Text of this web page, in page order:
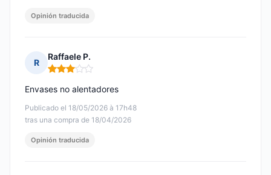
Opinión traducida
R
Raffaele P.
Nota: 3 de 5
Publicado el 18/05/2026 à 17h48
tras una compra de 18/04/2026
Envases no alentadores
Opinión traducida